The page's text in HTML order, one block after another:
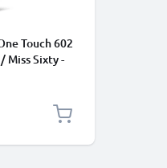
Touch 602
Miss Sixty -